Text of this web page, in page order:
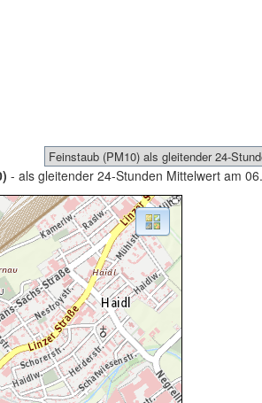
- als gleitender 24-Stunden Mittelwert am